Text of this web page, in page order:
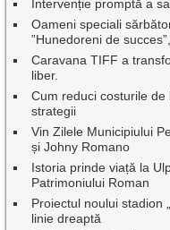
Intervenție promptă a
Oameni speciali
”Hunedoreni de
Caravana TIFF a
liber.
Cum reduci costurile
strategii
Vin Zilele Municipiului
și Johny Romano
Istoria prinde viață la
Patrimoniului Roman
Proiectul noului stadion
linie dreaptă